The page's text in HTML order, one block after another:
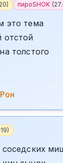
) пироSHOK (
это тема
отстой
толстого
)
соседских